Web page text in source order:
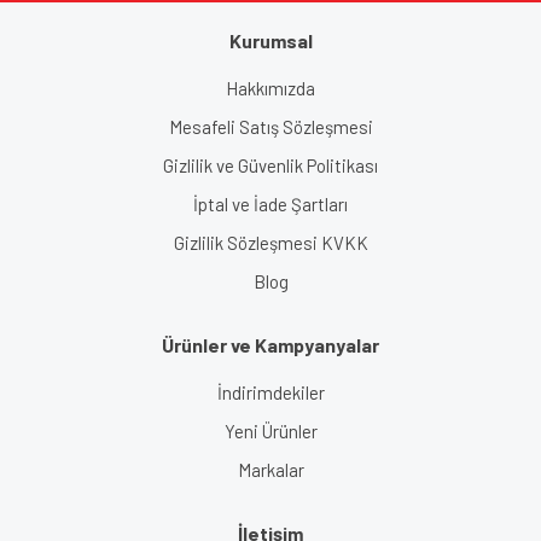
Kurumsal
Hakkımızda
Mesafeli Satış Sözleşmesi
Gizlilik ve Güvenlik Politikası
İptal ve İade Şartları
Gizlilik Sözleşmesi KVKK
Blog
Ürünler ve Kampyanyalar
İndirimdekiler
Yeni Ürünler
Markalar
İletişim